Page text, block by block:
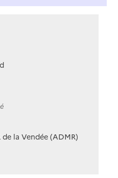
la Vendée (ADMR)